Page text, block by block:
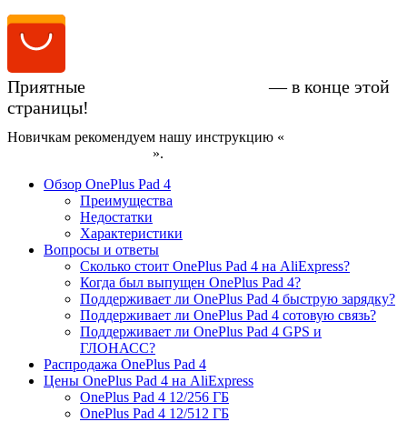
Приятные
— в конце этой
страницы!
Новичкам рекомендуем нашу инструкцию «
».
Обзор OnePlus Pad 4
Преимущества
Недостатки
Характеристики
Вопросы и ответы
Сколько стоит OnePlus Pad 4 на AliExpress?
Когда был выпущен OnePlus Pad 4?
Поддерживает ли OnePlus Pad 4 быструю зарядку?
Поддерживает ли OnePlus Pad 4 сотовую связь?
Поддерживает ли OnePlus Pad 4 GPS и
ГЛОНАСС?
Распродажа OnePlus Pad 4
Цены OnePlus Pad 4 на AliExpress
OnePlus Pad 4 12/256 ГБ
OnePlus Pad 4 12/512 ГБ